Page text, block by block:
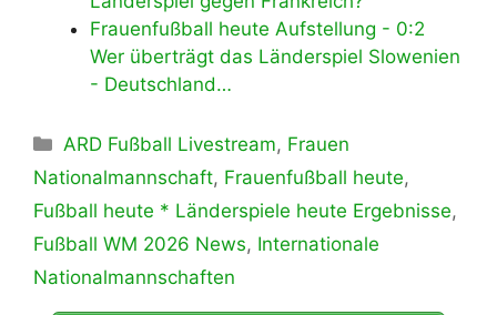
Frauenfußball heute Aufstellung - 0:2
Wer überträgt das Länderspiel Slowenien
- Deutschland…
Kategorien
ARD Fußball Livestream, Frauen
Nationalmannschaft, Frauenfußball heute,
Fußball heute * Länderspiele heute Ergebnisse,
Fußball WM 2026 News, Internationale
Nationalmannschaften